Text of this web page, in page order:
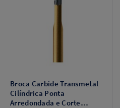
Broca Carbide Transmetal
Cilíndrica Ponta
Arredondada e Corte